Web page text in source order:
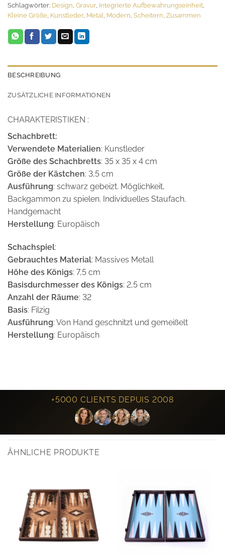
Schlagwörter: Design Gravur, Integrierte Aufbewahrungseinheit
Kleine Größe Kunstleder, Metal Modern Scheitern Zusammen
BESCHREIBUNG
ZUSÄTZLICHE INFORMATIONEN
CHARAKTERISTIKEN :
Schachbrett:
Verwendete Materialien: Kunstleder
Größe des Schachbretts: 35 x 35 x 4 cm
Größe der Kästchen: 3,5 cm
Ausführung: schwarz gebeizt. Möglichkeit,
Backgammon zu spielen. Individuelles Staufach.
Handgemacht
Herstellung: Europäisch
Schachspiel:
Gebrauchtes Material: Massives Metall
Höhe des Königs: 7,5 cm
Basisdurchmesser des Königs: 2,5 cm
Anzahl der Räume: 32
Basis: Filzig
Ausführung: Von Hand geschnitzt und gemeißelt
Herstellung: Europäisch
+5000 CLIENTS DEPUIS 2008
ÄHNLICHE PRODUKTE